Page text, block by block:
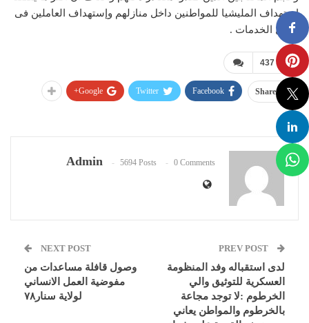
إستهداف المليشيا للمواطنين داخل منازلهم وإستهداف العاملين فى
مجال الخدمات .
437
Share
Facebook
Twitter
Google+
Admin 5694 Posts 0 Comments
لدى استقباله وفد المنظومة
العسكرية للتوثيق والي
الخرطوم :لا توجد مجاعة
بالخرطوم والمواطن يعاني
NEXT POST
وصول قافلة مساعدات من
مفوضية العمل الانساني
لولاية سنار٧٨